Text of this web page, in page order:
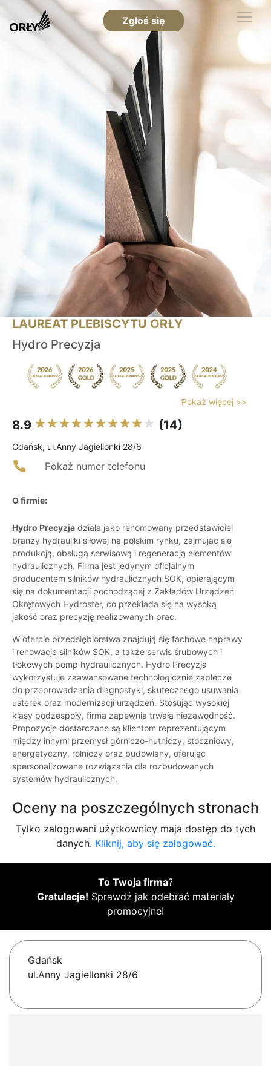
Zgłoś się
LAUREAT PLEBISCYTU ORŁY
Hydro Precyzja
Pokaż więcej >>
8.9 (14)
Gdańsk, ul.Anny Jagiellonki 28/6
Pokaż numer telefonu
O firmie:
Hydro Precyzja działa jako renomowany przedstawiciel
branży hydrauliki siłowej na polskim rynku, zajmując się
produkcją, obsługą serwisową i regeneracją elementów
hydraulicznych. Firma jest jedynym oficjalnym
producentem silników hydraulicznych SOK, opierającym
się na dokumentacji pochodzącej z Zakładów Urządzeń
Okrętowych Hydroster, co przekłada się na wysoką
jakość oraz precyzję realizowanych prac.
W ofercie przedsiębiorstwa znajdują się fachowe naprawy
i renowacje silników SOK, a także serwis śrubowych i
tłokowych pomp hydraulicznych. Hydro Precyzja
wykorzystuje zaawansowane technologicznie zaplecze
do przeprowadzania diagnostyki, skutecznego usuwania
usterek oraz modernizacji urządzeń. Stosując wysokiej
klasy podzespoły, firma zapewnia trwałą niezawodność.
Propozycje dostarczane są klientom reprezentującym
między innymi przemysł górniczo-hutniczy, stoczniowy,
energetyczny, rolniczy oraz budowlany, oferując
spersonalizowane rozwiązania dla rozbudowanych
systemów hydraulicznych.
Oceny na poszczególnych stronach
Tylko zalogowani użytkownicy maja dostęp do tych
danych. Kliknij, aby się zalogować.
To Twoja firma?
Gratulacje! Sprawdź jak odebrać materiały
promocyjne!
Gdańsk
ul.Anny Jagiellonki 28/6